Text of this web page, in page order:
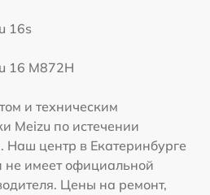
16s
16 M872H
и техническим
Meizu по истечении
Наш центр в Екатеринбурге
не имеет официальной
Цены на ремонт,